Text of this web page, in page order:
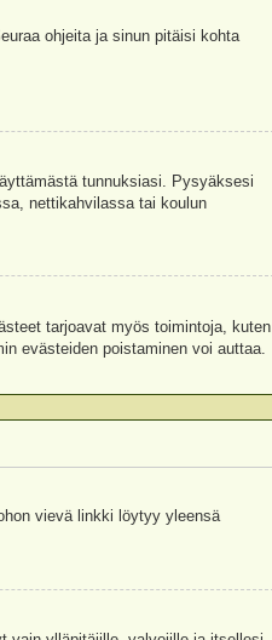
ohjeita ja sinun pitäisi kohta
tunnuksiasi. Pysyäksesi
nettikahvilassa tai koulun
tarjoavat myös toimintoja, kuten
evästeiden poistaminen voi auttaa.
vievä linkki löytyy yleensä